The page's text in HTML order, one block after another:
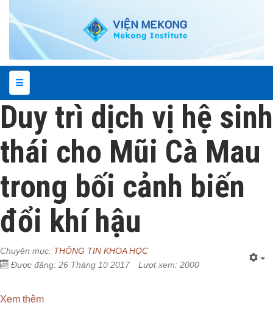
Duy trì dịch vị hệ sinh
thái cho Mũi Cà Mau
trong bối cảnh biến
đổi khí hậu
Chuyên mục: THÔNG TIN KHOA HỌC
Được đăng: 26 Tháng 10 2017
Lượt xem: 2000
Xem thêm